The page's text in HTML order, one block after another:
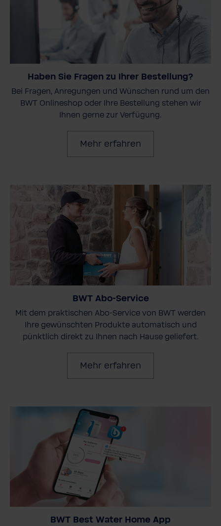
Haben Sie Fragen zu Ihrer Bestellung?
Bei Fragen, Anregungen und Wünschen rund um den
BWT Onlineshop oder Ihre Bestellung stehen wir
Ihnen gerne zur Verfügung.
Mehr erfahren
BWT Abo-Service
Mit dem praktischen Abo-Service von BWT werden
Ihre gewünschten Produkte automatisch und
pünktlich direkt zu Ihnen nach Hause geliefert.
Mehr erfahren
BWT Best Water Home App